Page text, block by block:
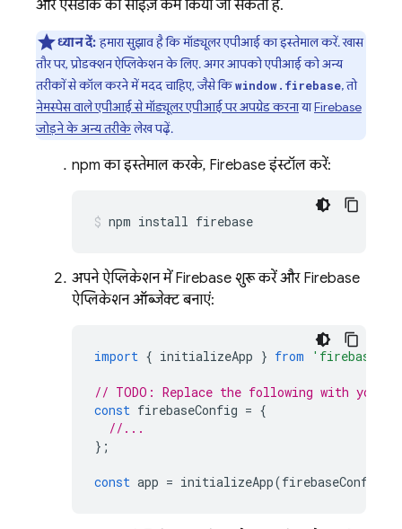
और एसडीके का साइज़ कम किया जा सकता है.
ध्यान दें:हमारा सुझाव है कि मॉड्यूलर एपीआई का इस्तेमाल करें. खास
तौर पर, प्रोडक्शन ऐप्लिकेशन के लिए. अगर आपको एपीआई को अन्य
तरीकों से कॉल करने में मदद चाहिए, जैसे किwindow.firebase, तो
नेमस्पेस वाले एपीआई से मॉड्यूलर एपीआई पर अपग्रेड करनायाFirebase
जोड़ने के अन्य तरीकेलेख पढ़ें.
npm का इस्तेमाल करके, Firebase इंस्टॉल करें:
npm install firebase
अपने ऐप्लिकेशन में Firebase शुरू करें और Firebase
ऐप्लिकेशन ऑब्जेक्ट बनाएं:
import { initializeApp } from 'firebase/
// TODO: Replace the following with your
const firebaseConfig = {
//...
};
const app = initializeApp(firebaseConfig